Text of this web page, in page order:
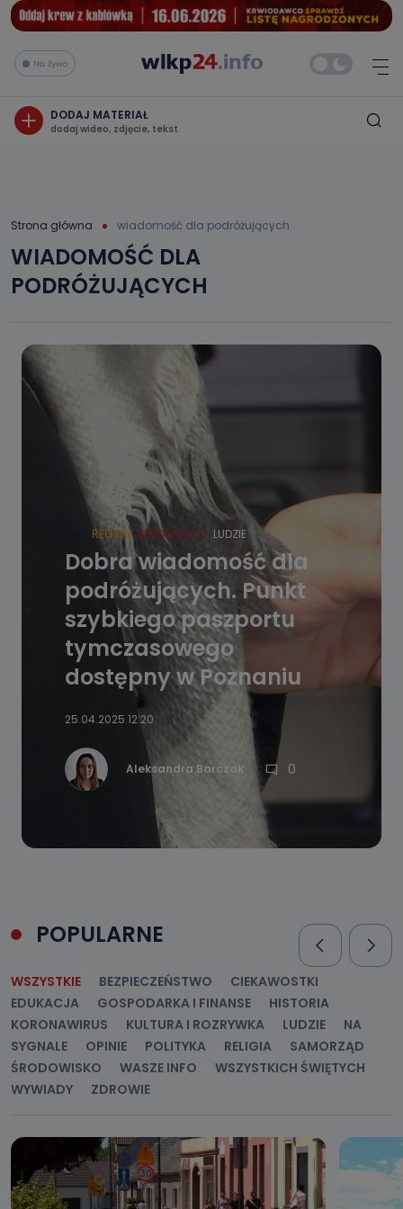
Na żywo
DODAJ MATERIAŁ
dodaj wideo, zdjęcie, tekst
Strona główna wiadomość dla podróżujących
WIADOMOŚĆ DLA
PODRÓŻUJĄCYCH
REGION WIADOMOŚCI LUDZIE
Dobra wiadomość dla
podróżujących. Punkt
szybkiego paszportu
tymczasowego
dostępny w Poznaniu
25.04.2025 12:20
Aleksandra Barczak 0
POPULARNE
WSZYSTKIE BEZPIECZEŃSTWO
CIEKAWOSTKI
EDUKACJA
GOSPODARKA I FINANSE
HISTORIA
KORONAWIRUS
KULTURA I ROZRYWKA LUDZIE
NA
SYGNALE
OPINIE POLITYKA RELIGIA
SAMORZĄD
ŚRODOWISKO
WASZE INFO
WSZYSTKICH ŚWIĘTYCH
WYWIADY
ZDROWIE